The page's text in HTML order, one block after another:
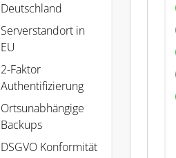
Deutschland
Serverstandort in
EU
2-Faktor
Authentifizierung
Ortsunabhängige
Backups
DSGVO Konformität